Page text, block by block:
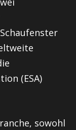
(ESA)
sowohl